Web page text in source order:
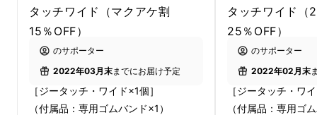
タッチワイド（マクアケ割
15％OFF）
のサポーター
2022年03月末までにお届け予定
［ジータッチ・ワイド×1個］
（付属品：専用ゴムバンド×1）
タッチワイド（
25％OFF）
のサポーター
2022年02月末
［ジータッチ・ワ
（付属品：専用ゴ